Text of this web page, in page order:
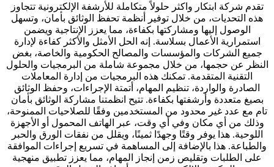
تقدم شركة ابتكار واكثر حلولاً متكاملة للأرشفة الإلكترونية تتجاوز
هذه التحديات، من خلال توفير أنظمة تحفظ الوثائق بأمان، وتسهل
الوصول إليها ومشاركتها بكفاءة، مما يعزز الإنتاجية ويضمن
استمرارية الأعمال بسلاسة. إنه الحل الأمثل والأكثر كفاءة لإدارة
جميع الشركات والمؤسسات والمصالح الحكومية والخاصة، بغض
النظر عن حجمها، من خلال مجموعة شاملة من البرمجيات والحلول
التقنية المتقدمة. تمكنك هذه البرمجيات من إدارة المعاملات
الصادرة والواردة، تنظيم المهام، أتمتة الإجراءات، وحفظ الوثائق
بصيغ متعددة وأرشفتها بكفاءة. تتيح انظمتنا مشاركة الوثائق بأمان
تام مع عدد غير محدود من المستخدمين وفقًا للصلاحيات الممنوحة،
وذلك من أي مكان وفي أي وقت، عبر الهاتف المحمول أو الأجهزة
اللوحية. هذا يوفر وقتًا وجهدًا ثمينًا، ويقلل من نفقات الورق والحبر
والطباعة. هذا بالإضافة إلى المساهمة في تسريع إجراءات الموافقة
على الطلبات وتقليص زمن إنجاز المهام، مما يعزز تطبيق منهجية